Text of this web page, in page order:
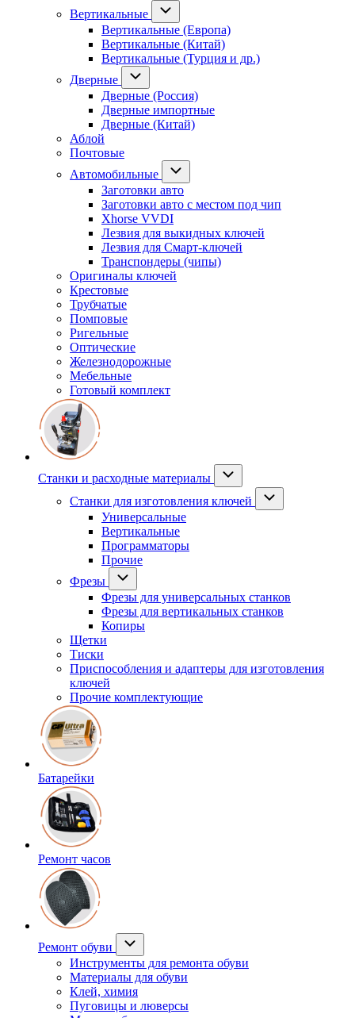
Вертикальные
Вертикальные (Европа)
Вертикальные (Китай)
Вертикальные (Турция и др.)
Дверные
Дверные (Россия)
Дверные импортные
Дверные (Китай)
Аблой
Почтовые
Автомобильные
Заготовки авто
Заготовки авто с местом под чип
Xhorse VVDI
Лезвия для выкидных ключей
Лезвия для Смарт-ключей
Транспондеры (чипы)
Оригиналы ключей
Крестовые
Трубчатые
Помповые
Ригельные
Оптические
Железнодорожные
Мебельные
Готовый комплект
Станки и расходные материалы
Станки для изготовления ключей
Универсальные
Вертикальные
Программаторы
Прочие
Фрезы
Фрезы для универсальных станков
Фрезы для вертикальных станков
Копиры
Щетки
Тиски
Приспособления и адаптеры для изготовления
ключей
Прочие комплектующие
Батарейки
Ремонт часов
Ремонт обуви
Инструменты для ремонта обуви
Материалы для обуви
Клей, химия
Пуговицы и люверсы